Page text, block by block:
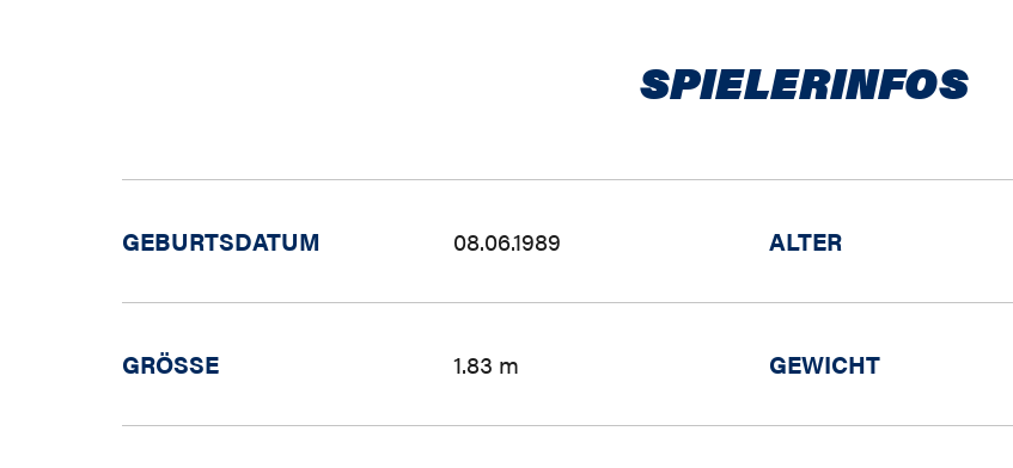
SPIELERINFOS
GEBURTSDATUM 08.06.1989 ALTER
GRÖSSE 1.83 m GEWICHT